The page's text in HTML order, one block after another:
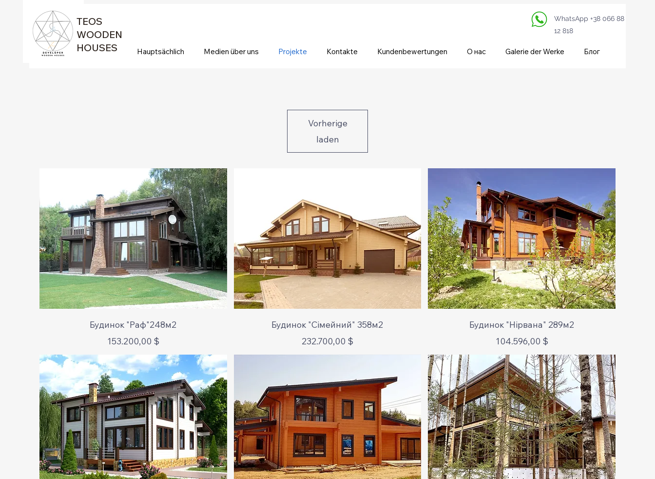
TEOS
WOODEN
HOUSES
WhatsApp +38 066 88
12 818
Hauptsächlich Medien über uns Projekte Kontakte Kundenbewertungen О нас Galerie der Werke Блог
Vorherige
laden
Schnellansicht
Будинок "Раф"248м2
Preis
153.200,00 $
Schnellansicht
Будинок "Сімейний" 358м2
Preis
232.700,00 $
Schnellansicht
Будинок "Нірвана" 289м2
Preis
104.596,00 $